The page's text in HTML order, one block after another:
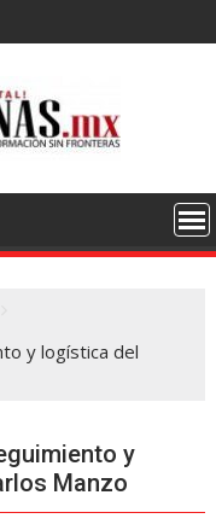
y logística del
y
Manzo